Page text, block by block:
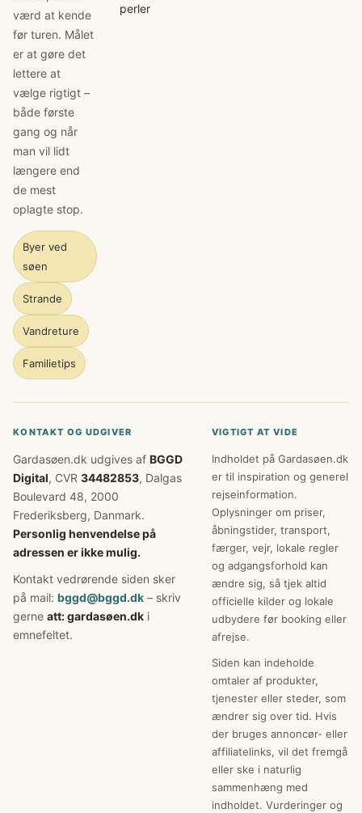
værd at kende
før turen. Målet
er at gøre det
lettere at
vælge rigtigt –
både første
gang og når
man vil lidt
længere end
de mest
oplagte stop.
Byer ved
søen
Strande
Vandreture
Familietips
perler
KONTAKT OG UDGIVER
Gardasøen.dk udgives af BGGD
Digital, CVR 34482853, Dalgas
Boulevard 48, 2000
Frederiksberg, Danmark.
Personlig henvendelse på
adressen er ikke mulig.
Kontakt vedrørende siden sker
på mail: bggd@bggd.dk – skriv
gerne att: gardasøen.dk i
emnefeltet.
VIGTIGT AT VIDE
Indholdet på Gardasøen.dk
er til inspiration og generel
rejseinformation.
Oplysninger om priser,
åbningstider, transport,
færger, vejr, lokale regler
og adgangsforhold kan
ændre sig, så tjek altid
officielle kilder og lokale
udbydere før booking eller
afrejse.
Siden kan indeholde
omtaler af produkter,
tjenester eller steder, som
ændrer sig over tid. Hvis
der bruges annoncør- eller
affiliatelinks, vil det fremgå
eller ske i naturlig
sammenhæng med
indholdet. Vurderinger og